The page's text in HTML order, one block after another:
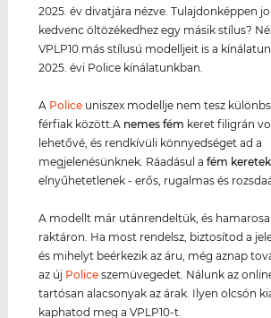
2025. év divatjára nézve. Tulajdonképpen
kedvenc öltözékedhez egy másik stílus?
VPLP10 más stílusú modelljeit is a
2025. évi Police kínálatunkban.
A Police uniszex modellje nem tesz
férfiak között.A nemes fém keret filigrán
lehetővé, és rendkívüli könnyedséget ad a
megjelenésünknek. Ráadásul afém keretek
elnyűhetetlenek - erős, rugalmas és
A modellt már utánrendeltük, és
raktáron. Ha most rendelsz, biztosítod a
és mihelyt beérkezik az áru, még aznap
az új Police szemüvegedet. Nálunk az
tartósan alacsonyak az árak. Ilyen olcsón
kaphatod meg a VPLP10-t.